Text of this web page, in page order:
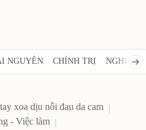
NGUYÊN CHÍNH TRỊ NGHỊ
xoa dịu nỗi đau da cam
- Việc làm